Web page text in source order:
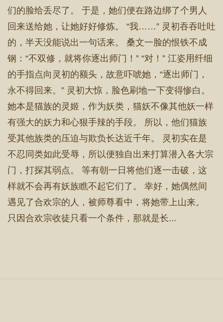
们的脸给丢尽了。 于是，她们便在路边绑了个男人
回来送给她，让她好好修炼。 “我……” 灵初吞吞吐吐
的，半天没能说出一句话来。 桑文一脸的恨铁不成
钢：“不双修，就将你逐出师门！” “对！” 江姿用纤细
的手指点向灵初的额头，故意吓唬她，“逐出师门，
永不得回来。” 灵初大惊，脸色刷地一下变得惨白。
她本是猫族的灵姬，作为妖类，猫妖不像其他妖一样
有强大的妖力和心狠手辣的手段。 所以，他们猫族
受其他族类的压迫与欺负长达近千年。 灵初实在是
不忍同类如此受辱，所以便独自出来打算潜入各大宗
门，打探其弱点。 等有朝一日将他们逐一击破，这
样就不会再有妖族瞧不起它们了。 幸好，她偶然间
遇见了合欢宗的人，被师尊看中，将她带上山来。
只因合欢宗收徒只看一个条件，那就是长...